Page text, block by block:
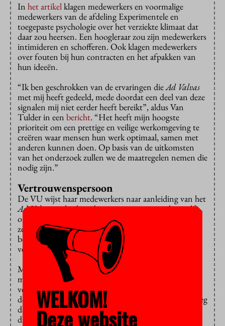
In het artikelklagen medewerkers en voormalige
medewerkers van de afdeling Experimentele en
toegepaste psychologie over het verziekte klimaat dat
daar zou heersen. Een hoogleraar zou zijn medewerkers
intimideren en schofferen. Ook klagen medewerkers
over fouten bij hun contracten en het afpakken van
hun ideeën.
“Ik ben geschrokken van de ervaringen dieAd Valvas
met mij heeft gedeeld, mede doordat een deel van deze
signalen mij niet eerder heeft bereikt”, aldus Van
Tulder in een bericht. “Het heeft mijn hoogste
prioriteit om een prettige en veilige werkomgeving te
creëren waar mensen hun werk optimaal, samen met
anderen kunnen doen. Op basis van de uitkomsten
van het onderzoek zullen we de maatregelen nemen die
nodig zijn.”
Vertrouwenspersoon
De VU wijst haar medewerkers naar aanleiding van het
Ad Valvas-verhaal op de te nemen stappen als zijzelf
ongewenst gedrag ervaren. Praten met de betrokkene
zelf, met een leidinggevende en anders met de
bedrijfsarts, P&O-adviseur of een
vertrouwenspersoon.
Maar uit het Ad Valvas
-verhaal blijkt dat zelfs als ze de
mogelijkheid hebben anoniem hun verhaal te doen,
veel medewerkers dat nog niet durven te doen. Toen
de leiding van cognitieve psychologie er lucht van kreeg
dat
Ad Valvasmet medewerkers had gepraat, maakte
die een rondgang langs medewerkers en voormalige
WELKOM!
Deze website